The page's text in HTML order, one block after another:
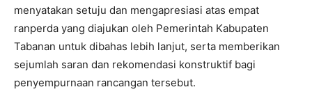
menyatakan setuju dan mengapresiasi atas empat
ranperda yang diajukan oleh Pemerintah Kabupaten
Tabanan untuk dibahas lebih lanjut, serta memberikan
sejumlah saran dan rekomendasi konstruktif bagi
penyempurnaan rancangan tersebut.